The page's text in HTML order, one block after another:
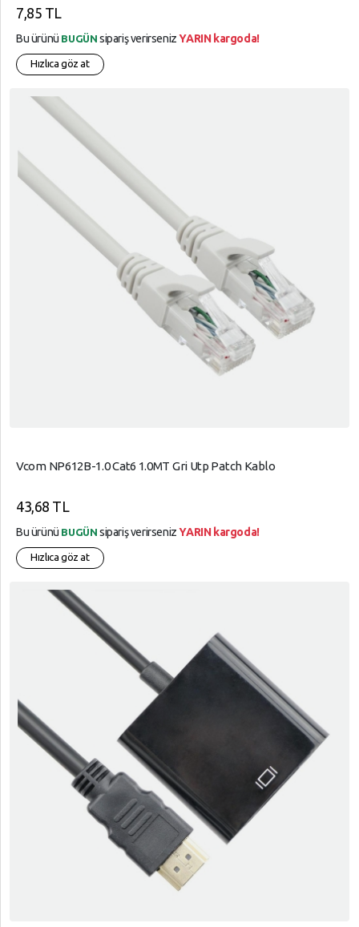
7,85 TL
Bu ürünü BUGÜN sipariş verirsenizYARIN kargoda!
Hızlıca göz at
Vcom NP612B-1.0 Cat6 1.0MT Gri Utp Patch Kablo
43,68 TL
Bu ürünü BUGÜN sipariş verirsenizYARIN kargoda!
Hızlıca göz at